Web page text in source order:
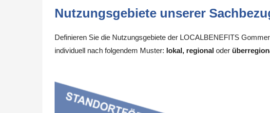
Nutzungsgebiete unserer
Definieren Sie die Nutzungsgebiete der LOCALBENEFITS
individuell nach folgendem Muster: lokal, regional oder